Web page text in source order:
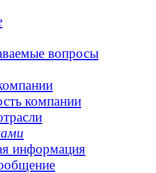
вопросы
компании
информация